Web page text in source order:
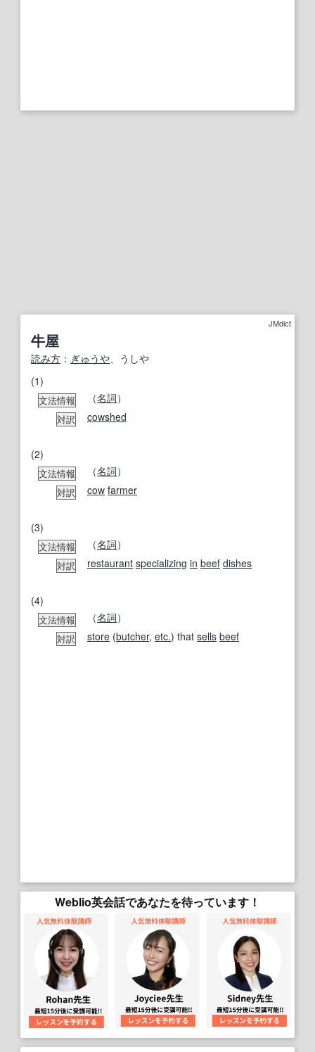
JMdict
牛屋
読み方 ： ぎゅうや 、うしや
(1)
文法情報 （名詞）
対訳 cowshed
(2)
文法情報 （名詞）
対訳 cow farmer
(3)
文法情報 （名詞）
対訳 restaurant specializing in beef dishes
(4)
文法情報 （名詞）
対訳 store (butcher, etc.) that sells beef
Weblio英会話であなたを待っています！